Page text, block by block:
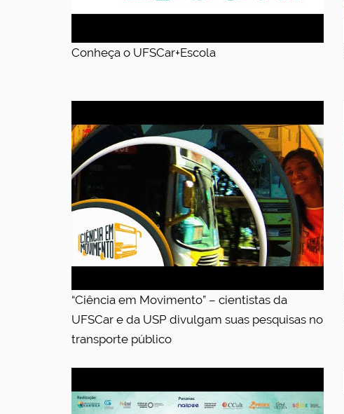
Conheça o UFSCar+Escola
“Ciência em Movimento” – cientistas da
UFSCar e da USP divulgam suas pesquisas no
transporte público